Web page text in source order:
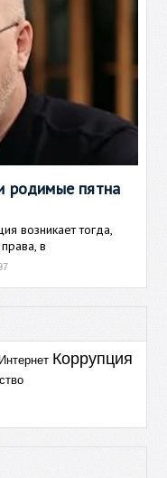
родимые пятна
возникает тогда,
в
Интернет Коррупция